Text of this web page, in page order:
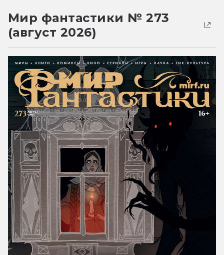
Мир фантастики № 273
(август 2026)